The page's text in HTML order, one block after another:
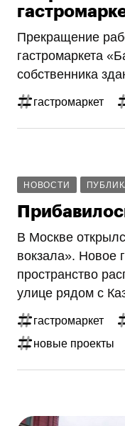
Прекращение
гастромаркета
собственника
гастромаркет
НОВОСТИ
В Москве
вокзала». Новое
пространство
улице рядом с
гастромаркет
новые проекты